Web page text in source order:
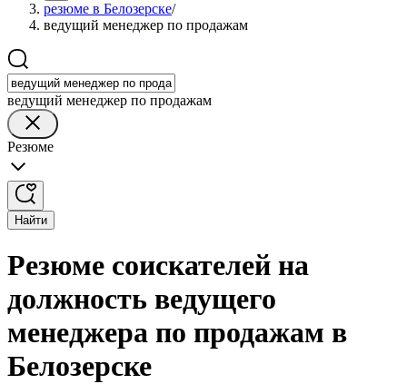
резюме в Белозерске/
ведущий менеджер по продажам
ведущий менеджер по продажам
Резюме
Найти
Резюме соискателей на
должность ведущего
менеджера по продажам в
Белозерске